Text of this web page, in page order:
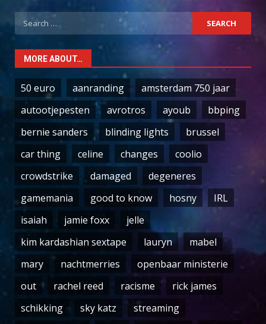
Search
for:
MORE ABOUT…
50 euro aanranding
amsterdam 750 jaar
autootjepesten
avrotros ayoub
bbping
bernie sanders
blinding lights
brussel
car thing
celine changes
coolio
crowdstrike
damaged
degeneres
gamemania
good to know hosny
IRL
isaiah
jamie foxx
jelle
kim kardashian sextape
lauryn
mabel
mary
nachtmerries
openbaar ministerie
out
rachel reed racisme
rick james
schikking
sky katz
streaming